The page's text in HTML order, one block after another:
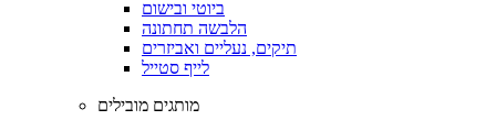
ביוטי ובישום
הלבשה תחתונה
תיקים, נעליים ואביזרים
לייף סטייל
מותגים מובילים